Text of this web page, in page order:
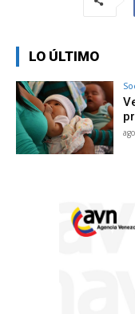
LO ÚLTIMO